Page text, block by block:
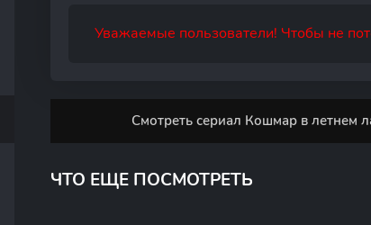
Уважаемые пользователи! Чтобы не
Смотреть сериал Кошмар в летнем
ЧТО ЕЩЕ ПОСМОТРЕТЬ